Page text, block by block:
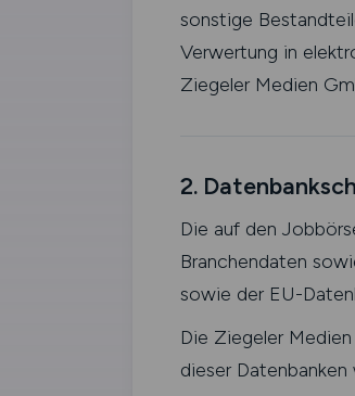
sonstige
Verwertung in
Ziegeler Medien
2.
Die auf den
Branchendaten
sowie der EU-
Die Ziegeler
dieser